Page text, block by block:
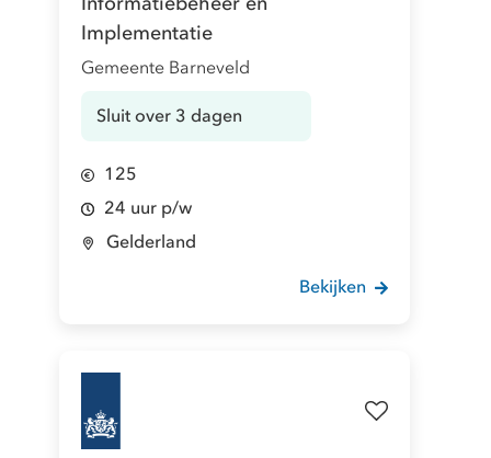
Implementatie
Gemeente Barneveld
Sluit over 3 dagen
125
24 uur p/w
Gelderland
Bekijken